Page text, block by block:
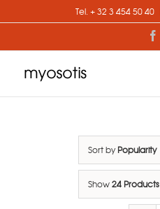
to
Tel. + 32 3 454 50 40
Sort byPopularity
Show24 Products